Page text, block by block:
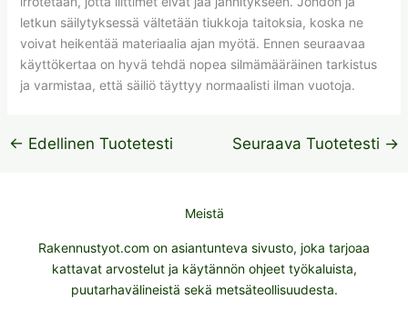
letkun säilytyksessä vältetään tiukkoja taitoksia, koska ne
voivat heikentää materiaalia ajan myötä. Ennen seuraavaa
käyttökertaa on hyvä tehdä nopea silmämääräinen tarkistus
ja varmistaa, että säiliö täyttyy normaalisti ilman vuotoja.
← Edellinen Tuotetesti Seuraava Tuotetesti →
Meistä
Rakennustyot.com on asiantunteva sivusto, joka tarjoaa
kattavat arvostelut ja käytännön ohjeet työkaluista,
puutarhavälineistä sekä metsäteollisuudesta.